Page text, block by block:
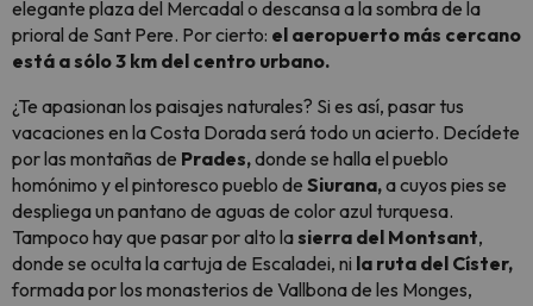
elegante plaza del Mercadal o descansa a la sombra de la
prioral de Sant Pere. Por cierto: el aeropuerto más cercano
está a sólo 3 km del centro urbano.
¿Te apasionan los paisajes naturales? Si es así, pasar tus
vacaciones en la Costa Dorada será todo un acierto. Decídete
por las montañas de Prades,donde se halla el pueblo
homónimo y el pintoresco pueblo de Siurana,a cuyos pies se
despliega un pantano de aguas de color azul turquesa.
Tampoco hay que pasar por alto lasierra del Montsant,
donde se oculta la cartuja de Escaladei, ni la ruta del Císter,
formada por los monasterios de Vallbona de les Monges,